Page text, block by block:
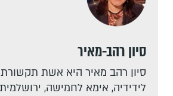
סיון רהב-מאיר
סיון רהב מאיר היא אשת
לידידיה, אימא לחמישה,